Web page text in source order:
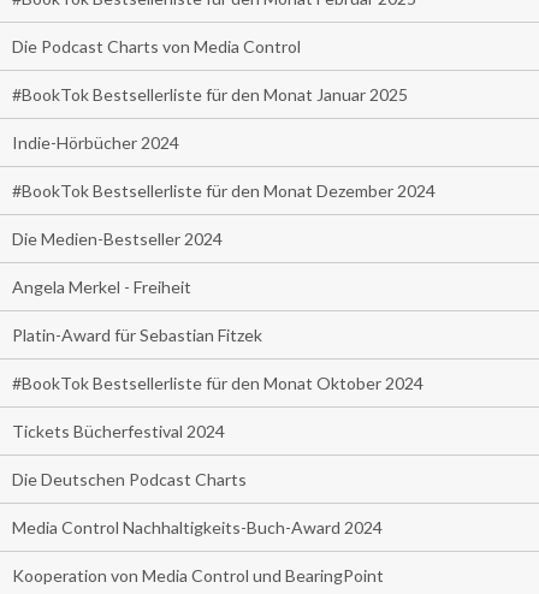
Die Podcast Charts von Media Control
#BookTok Bestsellerliste für den Monat Januar 2025
Indie-Hörbücher 2024
#BookTok Bestsellerliste für den Monat Dezember 2024
Die Medien-Bestseller 2024
Angela Merkel - Freiheit
Platin-Award für Sebastian Fitzek
#BookTok Bestsellerliste für den Monat Oktober 2024
Tickets Bücherfestival 2024
Die Deutschen Podcast Charts
Media Control Nachhaltigkeits-Buch-Award 2024
Kooperation von Media Control und BearingPoint